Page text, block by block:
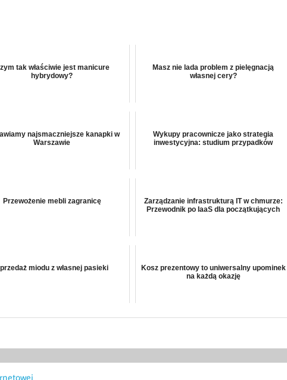
tak właściwie jest manicure
hybrydowy?
Masz nie lada problem z pielęgnacją
własnej cery?
najsmaczniejsze kanapki w
Warszawie
Wykupy pracownicze jako strategia
inwestycyjna: studium przypadków
Przewożenie mebli zagranicę
Zarządzanie infrastrukturą IT w chmurze:
Przewodnik po IaaS dla początkujących
miodu z własnej pasieki
Kosz prezentowy to uniwersalny upominek
na każdą okazję